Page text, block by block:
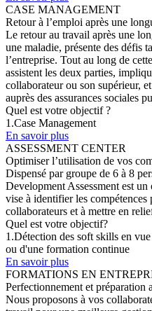
CASE MANAGEMENT
Retour à l’emploi après une
Le retour au travail après une
une maladie, présente des défis
l’entreprise. Tout au long de
assistent les deux parties,
collaborateur ou son supérieur,
auprès des assurances sociales
Quel est votre objectif ?
1.Case Management
En savoir plus
ASSESSMENT CENTER
Optimiser l’utilisation de vos
Dispensé par groupe de 6 à 8
Development Assessment est
vise à identifier les
collaborateurs et à mettre en
Quel est votre objectif?
1.Détection des soft skills en
ou d'une formation continue
En savoir plus
FORMATIONS EN
Perfectionnement et préparation
Nous proposons à vos